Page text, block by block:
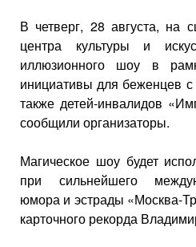
В четверг, 28 августа, на
центра культуры и
иллюзионного шоу в
инициативы для беженцев
также детей-инвалидов
сообщили организаторы.
Магическое шоу будет
при сильнейшего
юмора и эстрады «Москва-
карточного рекорда